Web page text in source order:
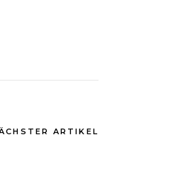
ARTIKEL